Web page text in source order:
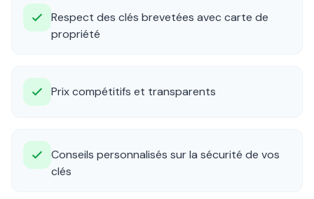
Respect des clés brevetées avec carte de
propriété
Prix compétitifs et transparents
Conseils personnalisés sur la sécurité de vos
clés